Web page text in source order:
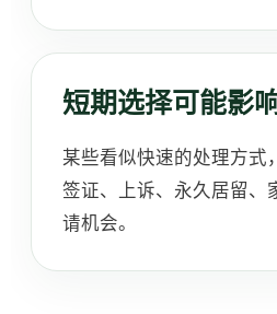
短期选择可能影
某些看似快速的处理方式
签证、上诉、永久居留、
请机会。